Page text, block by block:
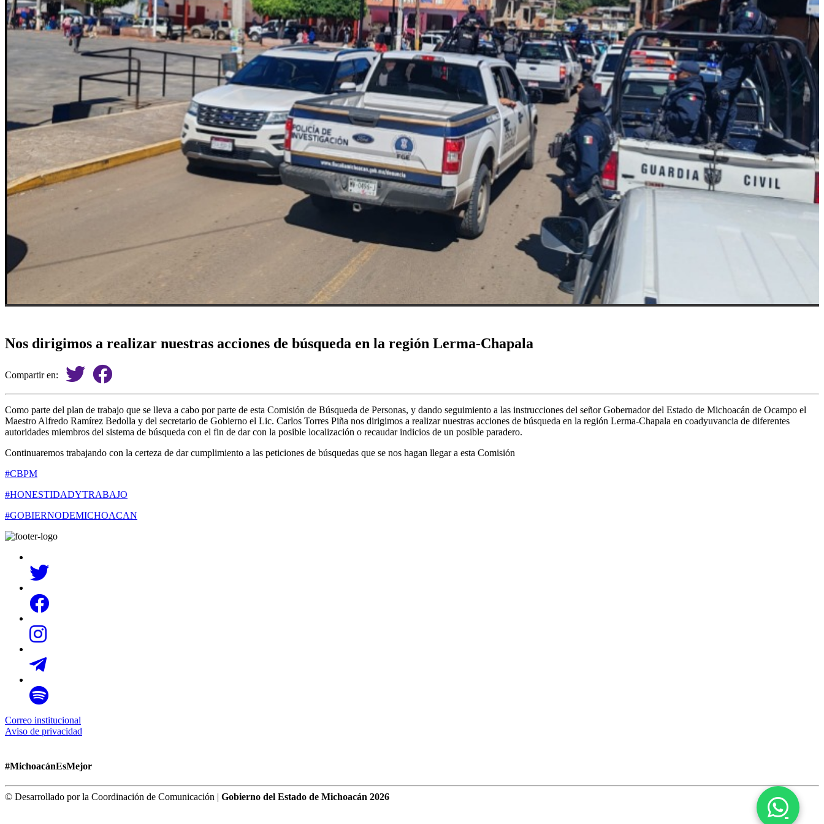
Nos dirigimos a realizar nuestras acciones de búsqueda en la región Lerma-Chapala
Compartir en:
Como parte del plan de trabajo que se lleva a cabo por parte de esta Comisión de Búsqueda de Personas, y dando seguimiento a las instrucciones del señor Gobernador del Estado de Michoacán de Ocampo el
Maestro Alfredo Ramírez Bedolla y del secretario de Gobierno el Lic. Carlos Torres Piña nos dirigimos a realizar nuestras acciones de búsqueda en la región Lerma-Chapala en coadyuvancia de diferentes
autoridades miembros del sistema de búsqueda con el fin de dar con la posible localización o recaudar indicios de un posible paradero.
Continuaremos trabajando con la certeza de dar cumplimiento a las peticiones de búsquedas que se nos hagan llegar a esta Comisión
#CBPM
#HONESTIDADYTRABAJO
#GOBIERNODEMICHOACAN
Correo institucional
Aviso de privacidad
#MichoacánEsMejor
© Desarrollado por la Coordinación de Comunicación | Gobierno del Estado de Michoacán 2026